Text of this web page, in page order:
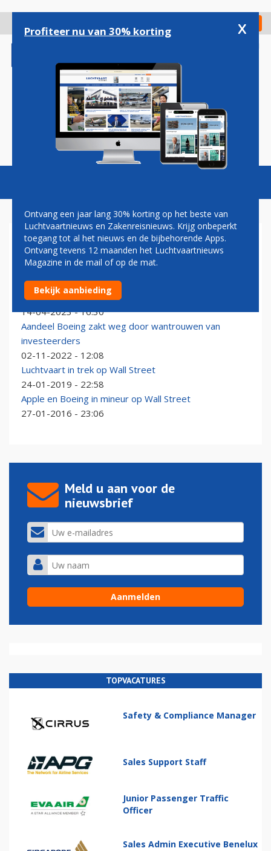
gaan
Check in
Magazine Podcasts Vacatures
WALL STREET
Boeing flink omlaag op Wall Street na nieuwe 737
MAX-tegenvaller
14-04-2023 - 16:30
Aandeel Boeing zakt weg door wantrouwen van
investeerders
02-11-2022 - 12:08
Luchtvaart in trek op Wall Street
24-01-2019 - 22:58
Apple en Boeing in mineur op Wall Street
27-01-2016 - 23:06
Meld u aan voor de
nieuwsbrief
TOPVACATURES
Safety & Compliance Manager
Sales Support Staff
Junior Passenger Traffic
Officer
Sales Admin Executive Benelux
Profiteer nu van 30% korting x
Ontvang een jaar lang 30% korting op het beste van
Luchtvaartnieuws en Zakenreisnieuws. Krijg onbeperkt
toegang tot al het nieuws en de bijbehorende Apps.
Ontvang tevens 12 maanden het Luchtvaartnieuws
Magazine in de mail of op de mat.
Bekijk aanbieding